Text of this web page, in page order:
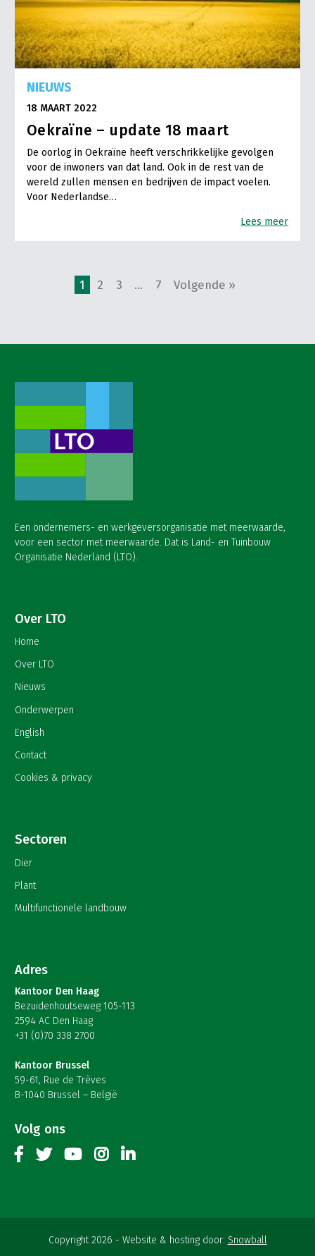
NIEUWS
18 MAART 2022
Oekraïne – update 18 maart
De oorlog in Oekraïne heeft verschrikkelijke gevolgen
voor de inwoners van dat land. Ook in de rest van de
wereld zullen mensen en bedrijven de impact voelen.
Voor Nederlandse…
Lees meer
1 2 3 … 7 Volgende »
Een ondernemers- en werkgeversorganisatie met meerwaarde,
voor een sector met meerwaarde. Dat is Land- en Tuinbouw
Organisatie Nederland (LTO).
Over LTO
Home
Over LTO
Nieuws
Onderwerpen
English
Contact
Cookies & privacy
Sectoren
Dier
Plant
Multifunctionele landbouw
Adres
Kantoor Den Haag
Bezuidenhoutseweg 105-113
2594 AC Den Haag
+31 (0)70 338 2700
Kantoor Brussel
59-61, Rue de Trèves
B-1040 Brussel – België
Volg ons
Copyright 2026 Website & hosting door: Snowball